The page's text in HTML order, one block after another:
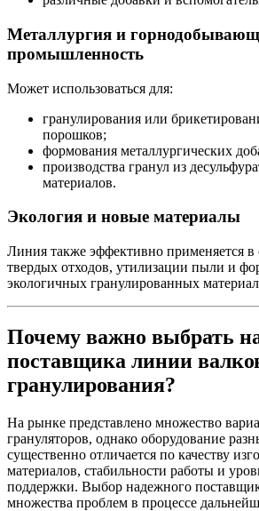
Металлургия и
промышленность
Может использоваться для:
гранулирования или
порошков;
формования металлургических
производства гранул из
материалов.
Экология и новые материалы
Линия также эффективно применяется в
твердых отходов, утилизации пыли и
экологичных гранулированных
Почему важно выбрать
поставщика линии
гранулирования?
На рынке представлено множество
грануляторов, однако оборудование
существенно отличается по качеству
материалов, стабильности работы и
поддержки. Выбор надежного
множества проблем в процессе